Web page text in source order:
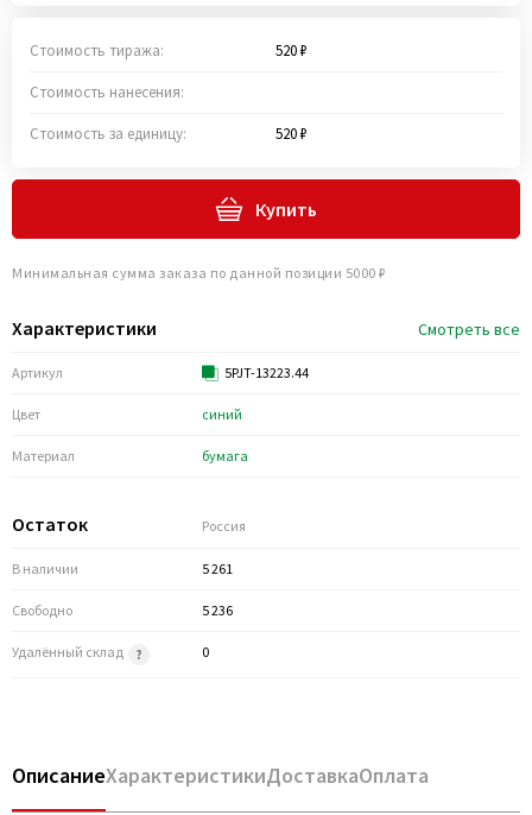
Характеристики Смотреть все
Артикул 5PJT-13223.44
Цвет синий
Материал бумага
Остаток Россия
В наличии 5 261
Свободно 5 236
Удалённый склад 0
Стоимость тиража: 520 ₽
Стоимость нанесения:
Стоимость за единицу: 520 ₽
Купить
Минимальная сумма заказа по данной позиции 5000 ₽
ОписаниеХарактеристикиДоставкаОплата